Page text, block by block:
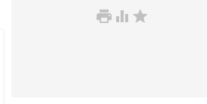
  